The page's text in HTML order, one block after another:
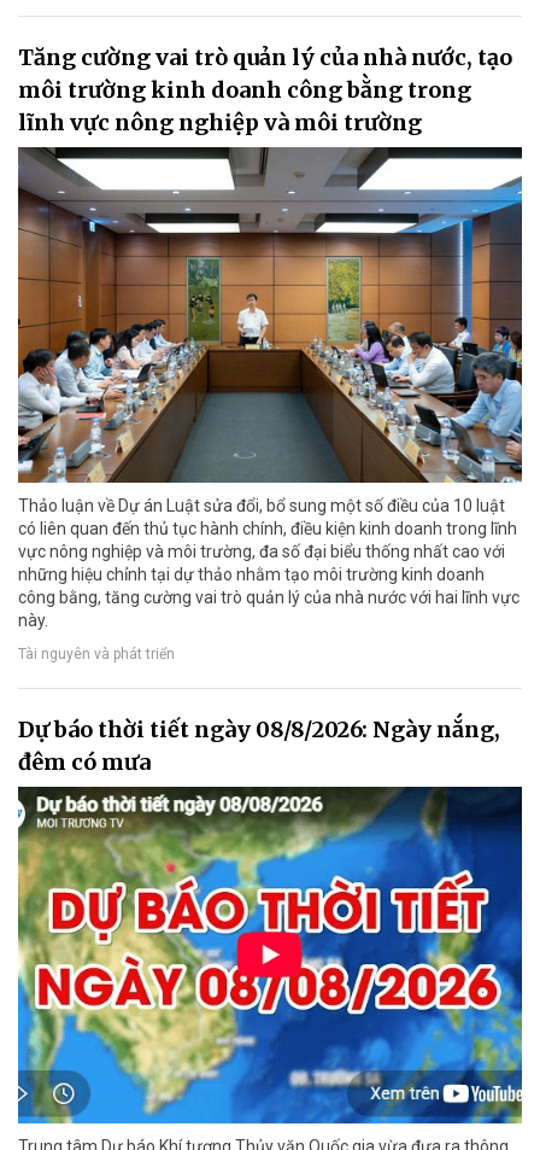
Tăng cường vai trò quản lý của nhà nước, tạo
môi trường kinh doanh công bằng trong
lĩnh vực nông nghiệp và môi trường
Thảo luận về Dự án Luật sửa đổi, bổ sung một số điều của 10 luật
có liên quan đến thủ tục hành chính, điều kiện kinh doanh trong lĩnh
vực nông nghiệp và môi trường, đa số đại biểu thống nhất cao với
những hiệu chỉnh tại dự thảo nhằm tạo môi trường kinh doanh
công bằng, tăng cường vai trò quản lý của nhà nước với hai lĩnh vực
này.
Tài nguyên và phát triển
Dự báo thời tiết ngày 08/8/2026: Ngày nắng,
đêm có mưa